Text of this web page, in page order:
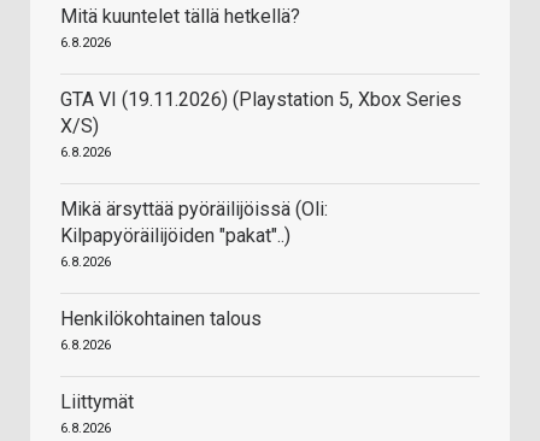
Mitä kuuntelet tällä hetkellä?
6.8.2026
GTA VI (19.11.2026) (Playstation 5, Xbox Series
X/S)
6.8.2026
Mikä ärsyttää pyöräilijöissä (Oli:
Kilpapyöräilijöiden "pakat"..)
6.8.2026
Henkilökohtainen talous
6.8.2026
Liittymät
6.8.2026